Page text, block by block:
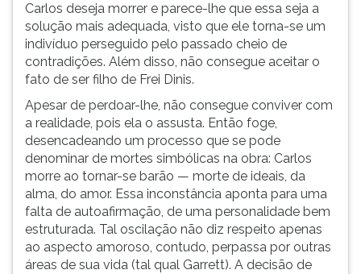
Carlos deseja morrer e parece-lhe que essa seja a
solução mais adequada, visto que ele torna-se um
indivíduo perseguido pelo passado cheio de
contradições. Além disso, não consegue aceitar o
fato de ser filho de Frei Dinis.
Apesar de perdoar-lhe, não consegue conviver com
a realidade, pois ela o assusta. Então foge,
desencadeando um processo que se pode
denominar de mortes simbólicas na obra: Carlos
morre ao tornar-se barão — morte de ideais, da
alma, do amor. Essa inconstância aponta para uma
falta de autoafirmação, de uma personalidade bem
estruturada. Tal oscilação não diz respeito apenas
ao aspecto amoroso, contudo, perpassa por outras
áreas de sua vida (tal qual Garrett). A decisão de